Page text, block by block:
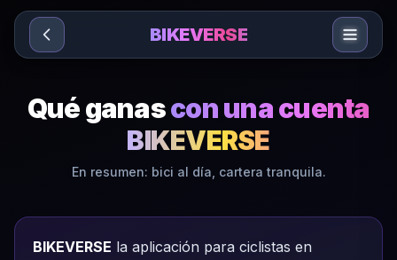
Sari la conținut
BIKEVERSE
Qué ganascon una cuenta
BIKEVERSE
En resumen: bici al día, cartera tranquila.
BIKEVERSE la aplicación para ciclistas en